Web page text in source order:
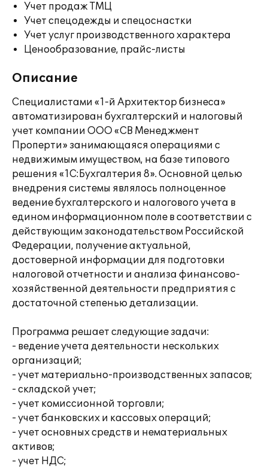
Учет продаж ТМЦ
Учет спецодежды и спецоснастки
Учет услуг производственного характера
Ценообразование, прайс-листы
Описание
Специалистами «1-й Архитектор бизнеса»
автоматизирован бухгалтерский и налоговый
учет компании ООО «СВ Менеджмент
Проперти» занимающаяся операциями с
недвижимым имуществом, на базе типового
решения «1С:Бухгалтерия 8». Основной целью
внедрения системы являлось полноценное
ведение бухгалтерского и налогового учета в
едином информационном поле в соответствии с
действующим законодательством Российской
Федерации, получение актуальной,
достоверной информации для подготовки
налоговой отчетности и анализа финансово-
хозяйственной деятельности предприятия с
достаточной степенью детализации.
Программа решает следующие задачи:
- ведение учета деятельности нескольких
организаций;
- учет материально-производственных запасов;
- складской учет;
- учет комиссионной торговли;
- учет банковских и кассовых операций;
- учет основных средств и нематериальных
активов;
- учет НДС;